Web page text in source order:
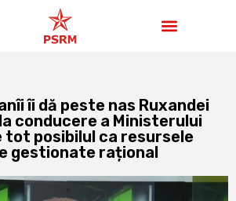
îi dă peste nas Ruxandei
conducere a Ministerului
posibilul ca resursele
gestionate rațional